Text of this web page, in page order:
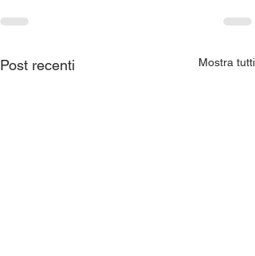
Post recenti Mostra tutti